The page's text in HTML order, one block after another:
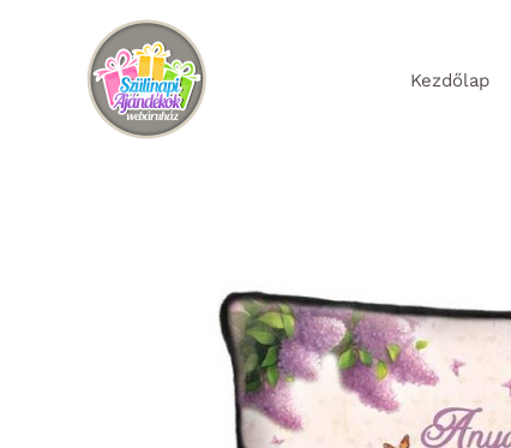
Kezdőlap